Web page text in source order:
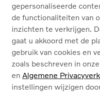
TIP: Sla deze
Wij helpen u uit de
Wat bij
gepersonaliseerde
de functionaliteiten van
inzichten te verkrijgen.
gaat u akkoord met de
gebruik van cookies en
zoals beschreven in onze
en Algemene
instellingen wijzigen